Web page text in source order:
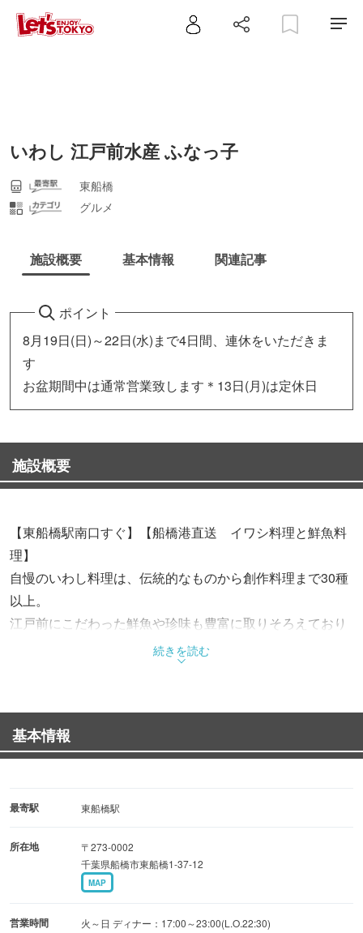
いわし 江戸前水産 ふなっ子
東船橋
グルメ
施設概要 基本情報 関連記事
ポイント
8月19日(日)～22日(水)まで4日間、連休をいただきま
す
お盆期間中は通常営業致します＊13日(月)は定休日
施設概要
【東船橋駅南口すぐ】【船橋港直送 イワシ料理と鮮魚料
理】
自慢のいわし料理は、伝統的なものから創作料理まで30種
以上。
江戸前にこだわった鮮魚や珍味も豊富に取りそろえており
■宴会コース■
いわし料理をふんだんに使ったコース3種類
・中潮コース 4,000円（税抜）
続きを読む
基本情報
最寄駅 東船橋駅
所在地
〒273-0002
千葉県船橋市東船橋1-37-12
MAP
営業時間 火～日 ディナー：17:00～23:00(L.O.22:30)